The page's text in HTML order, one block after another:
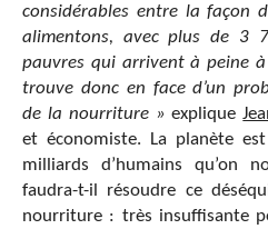
considérables entre la façon
alimentons, avec plus de 3
pauvres qui arrivent à peine
trouve donc en face d’un
de la nourriture »explique
et économiste. La planète
milliards d’humains qu’on
faudra-t-il résoudre ce
nourriture : très insuffisante